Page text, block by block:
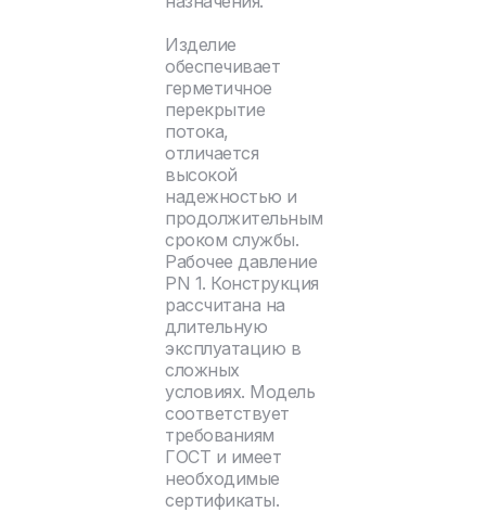
Изделие
обеспечивает
герметичное
перекрытие
потока,
отличается
высокой
надежностью и
продолжительным
сроком службы.
Рабочее давление
PN 1. Конструкция
рассчитана на
длительную
эксплуатацию в
сложных
условиях. Модель
соответствует
требованиям
ГОСТ и имеет
необходимые
сертификаты.